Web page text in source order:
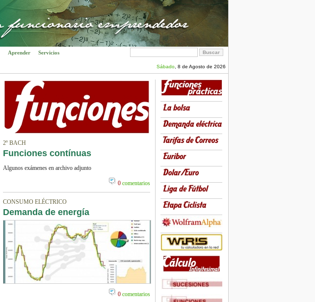
Aprender Servicios
Sábado , 8 de Agosto de 2026
2º BACH
Funciones contínuas
Algunos exámenes en archivo adjunto
0 comentarios
CONSUMO ELÉCTRICO
Demanda de energía
0 comentarios